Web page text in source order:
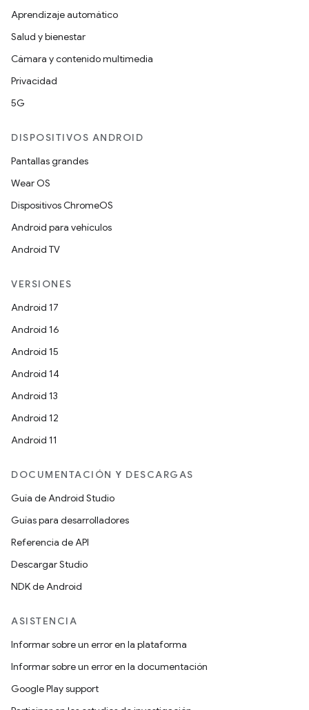
Aprendizaje automático
Salud y bienestar
Cámara y contenido multimedia
Privacidad
5G
DISPOSITIVOS ANDROID
Pantallas grandes
Wear OS
Dispositivos ChromeOS
Android para vehículos
Android TV
VERSIONES
Android 17
Android 16
Android 15
Android 14
Android 13
Android 12
Android 11
DOCUMENTACIÓN Y DESCARGAS
Guía de Android Studio
Guías para desarrolladores
Referencia de API
Descargar Studio
NDK de Android
ASISTENCIA
Informar sobre un error en la plataforma
Informar sobre un error en la documentación
Google Play support